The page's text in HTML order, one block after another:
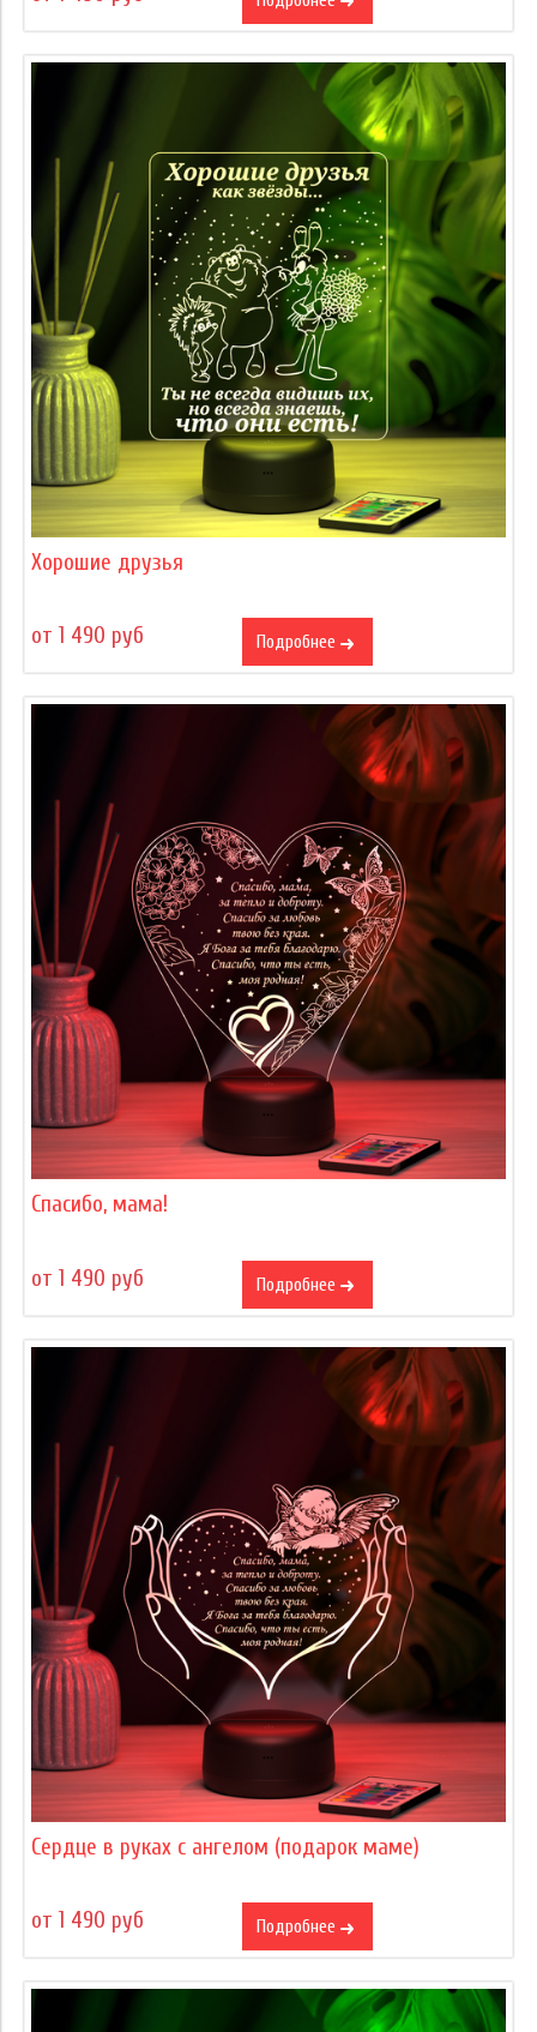
Хорошие друзья
от 1 490 руб Подробнее
Спасибо, мама!
от 1 490 руб Подробнее
Сердце в руках с ангелом (подарок маме)
от 1 490 руб Подробнее